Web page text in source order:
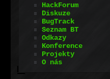
HackForum
Diskuze
BugTrack
Seznam BT
Odkazy
Konference
Projekty
O nás